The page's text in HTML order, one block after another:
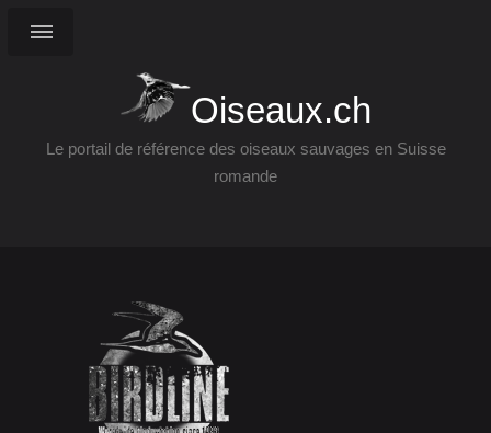
Oiseaux.ch
Le portail de référence des oiseaux sauvages en Suisse
romande